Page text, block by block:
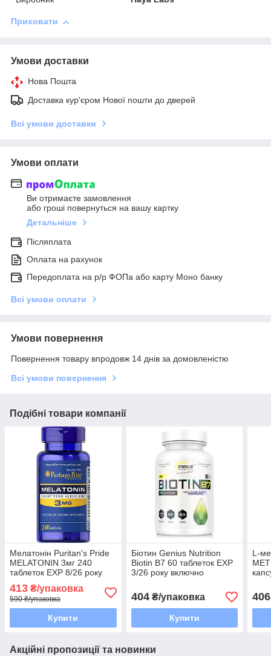
Приховати
Умови доставки
Нова Пошта
Доставка кур'єром Нової пошти до дверей
Всі умови доставки
Умови оплати
Ви отримаєте замовлення
або гроші повернуться на вашу картку
Детальніше
Післяплата
Оплата на рахунок
Передоплата на р/р ФОПа або карту Моно банку
Всі умови оплати
Умови повернення
Повернення товару впродовж 14 днів за домовленістю
Всі умови повернення
Подібні товари компанії
Мелатонін Puritan's Pride
MELATONIN 3мг 240
таблеток EXP 8/26 року
включно
413 ₴/упаковка
590 ₴/упаковка
Купити
Біотин Genius Nutrition
Biotin B7 60 таблеток EXP
3/26 року включно
404₴/упаковка
Купити
L-
406
Акційні пропозиції та новинки